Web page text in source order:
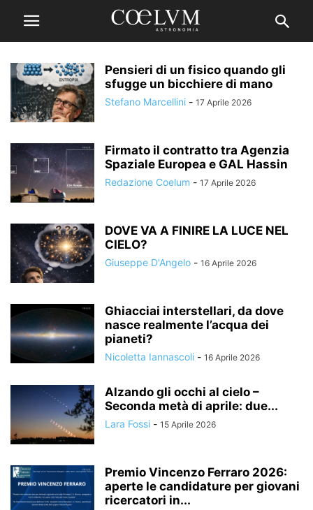
Pensieri di un fisico quando gli
sfugge un bicchiere di mano
Stefano Marcellini - 17 Aprile 2026
Firmato il contratto tra Agenzia
Spaziale Europea e GAL Hassin
Redazione Coelum - 17 Aprile 2026
DOVE VA A FINIRE LA LUCE NEL
CIELO?
Giuseppe D'Angelo - 16 Aprile 2026
Ghiacciai interstellari, da dove
nasce realmente l’acqua dei
pianeti?
Nicoletta Iannascoli - 16 Aprile 2026
Alzando gli occhi al cielo –
Seconda metà di aprile: due...
Lara Fossi - 15 Aprile 2026
Premio Vincenzo Ferraro 2026:
aperte le candidature per giovani
ricercatori in...